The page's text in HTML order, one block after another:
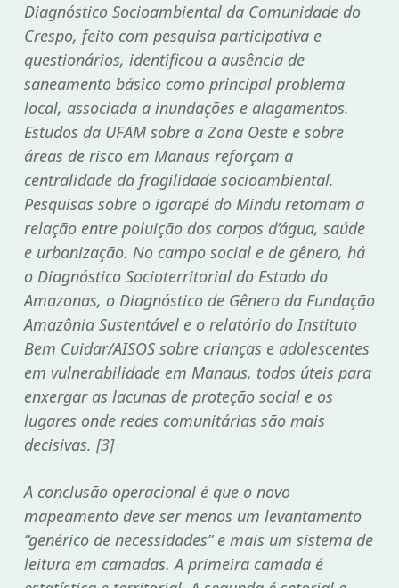
Diagnóstico Socioambiental da Comunidade do
Crespo, feito com pesquisa participativa e
questionários, identificou a ausência de
saneamento básico como principal problema
local, associada a inundações e alagamentos.
Estudos da UFAMsobre a Zona Oeste e sobre
áreas de risco em Manaus reforçam a
centralidade da fragilidade socioambiental.
Pesquisas sobre o igarapé do Mindu retomam a
relação entre poluição dos corpos d’água, saúde
e urbanização. No campo social e de gênero, há
o Diagnóstico Socioterritorial do Estado do
Amazonas, o Diagnóstico de Gênero da Fundação
Amazônia Sustentávele o relatório doInstituto
Bem Cuidar/AISOSsobre crianças e adolescentes
em vulnerabilidade em Manaus, todos úteis para
enxergar as lacunas de proteção social e os
lugares onde redes comunitárias são mais
decisivas. [3]
A conclusão operacional é que o novo
mapeamento deve ser menos um levantamento
“genérico de necessidades” e mais um sistema de
leitura em camadas. A primeira camada é